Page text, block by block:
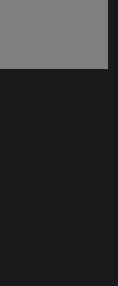
ventana)
ventana)